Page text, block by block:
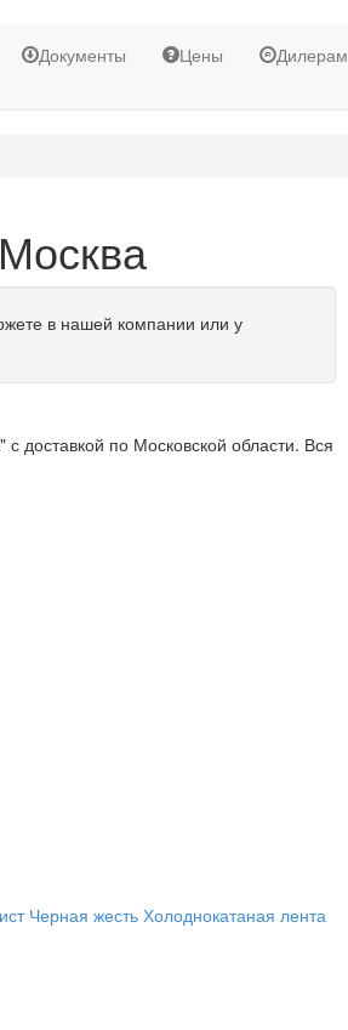
Документы Цены Дилерам
в нашей компании или у
доставкой по Московской области. Вся
Черная жесть Холоднокатаная лента